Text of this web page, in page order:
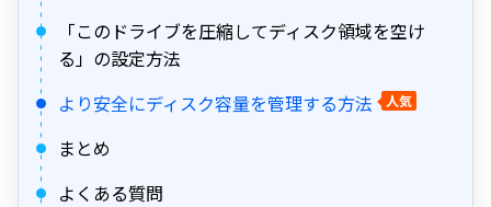
「このドライブを圧縮してディスク領域を空け
る」の設定方法
より安全にディスク容量を管理する方法
人気
まとめ
よくある質問